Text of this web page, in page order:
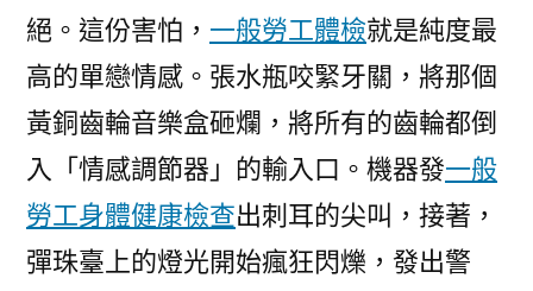
絕。這份害怕， 一般勞工體檢就是純度最
高的單戀情感。張水瓶咬緊牙關，將那個
黃銅齒輪音樂盒砸爛，將所有的齒輪都倒
入「情感調節器」的輸入口。機器發一般
勞工身體健康檢查出刺耳的尖叫，接著，
彈珠臺上的燈光開始瘋狂閃爍，發出警